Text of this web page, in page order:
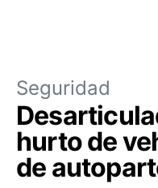
Seguridad
hurto de
de